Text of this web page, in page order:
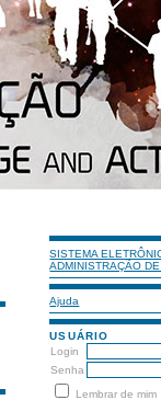
SISTEMA
ADMINISTRAÇÃO
Ajuda
USUÁRIO
Login
Senha
Lembrar de mim